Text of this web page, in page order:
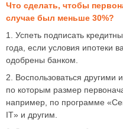
Что сделать, чтобы
случае был меньше 30%?
1. Успеть подписать
года, если условия ипотеки
одобрены банком.
2. Воспользоваться другими
по которым размер
например, по программе
IT» и другим.